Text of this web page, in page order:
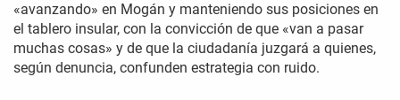
«avanzando» en Mogán y manteniendo sus posiciones en
el tablero insular, con la convicción de que «van a pasar
muchas cosas» y de que la ciudadanía juzgará a quienes,
según denuncia, confunden estrategia con ruido.